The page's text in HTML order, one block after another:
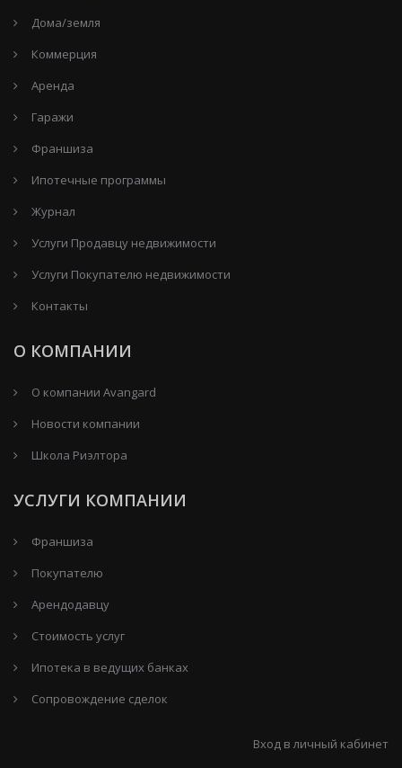
Дома/земля
Коммерция
Аренда
Гаражи
Франшиза
Ипотечные программы
Журнал
Услуги Продавцу недвижимости
Услуги Покупателю недвижимости
Контакты
О КОМПАНИИ
О компании Avangard
Новости компании
Школа Риэлтора
УСЛУГИ КОМПАНИИ
Франшиза
Покупателю
Арендодавцу
Стоимость услуг
Ипотека в ведущих банках
Сопровождение сделок
Вход в личный кабинет